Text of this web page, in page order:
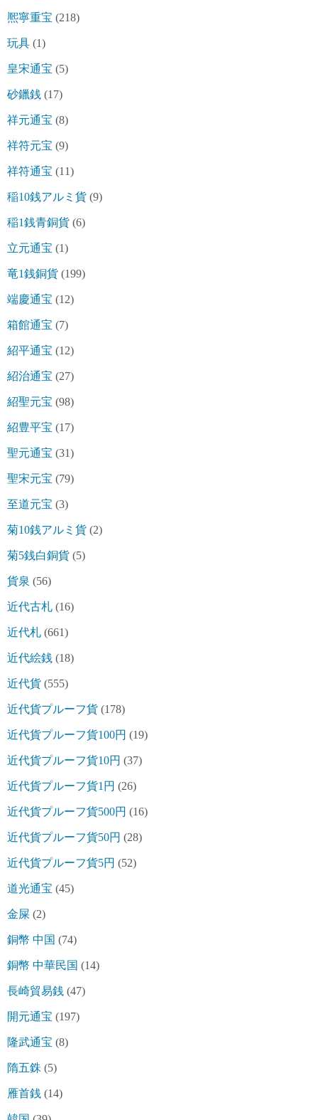
熈寧重宝 (218)
玩具 (1)
皇宋通宝 (5)
砂鑞銭 (17)
祥元通宝 (8)
祥符元宝 (9)
祥符通宝 (11)
稲10銭アルミ貨 (9)
稲1銭青銅貨 (6)
立元通宝 (1)
竜1銭銅貨 (199)
端慶通宝 (12)
箱館通宝 (7)
紹平通宝 (12)
紹治通宝 (27)
紹聖元宝 (98)
紹豊平宝 (17)
聖元通宝 (31)
聖宋元宝 (79)
至道元宝 (3)
菊10銭アルミ貨 (2)
菊5銭白銅貨 (5)
貨泉 (56)
近代古札 (16)
近代札 (661)
近代絵銭 (18)
近代貨 (555)
近代貨プルーフ貨 (178)
近代貨プルーフ貨100円 (19)
近代貨プルーフ貨10円 (37)
近代貨プルーフ貨1円 (26)
近代貨プルーフ貨500円 (16)
近代貨プルーフ貨50円 (28)
近代貨プルーフ貨5円 (52)
道光通宝 (45)
金屎 (2)
銅幣 中国 (74)
銅幣 中華民国 (14)
長崎貿易銭 (47)
開元通宝 (197)
隆武通宝 (8)
隋五銖 (5)
雁首銭 (14)